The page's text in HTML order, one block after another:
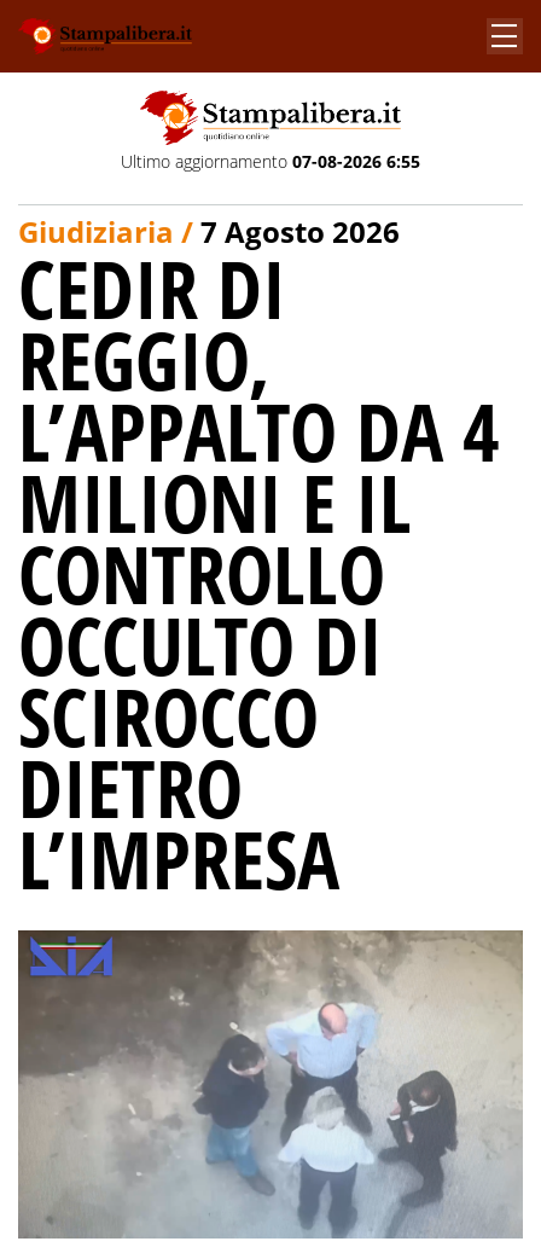
Ultimo aggiornamento 07-08-2026 6:55
Giudiziaria /7 Agosto 2026
CEDIR DI
REGGIO,
L’APPALTO DA 4
MILIONI E IL
CONTROLLO
OCCULTO DI
SCIROCCO
DIETRO
L’IMPRESA